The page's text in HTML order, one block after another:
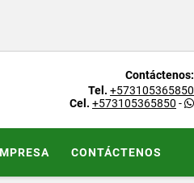
Contáctenos:
Tel. +573105365850
Cel. +573105365850 -
CONTÁCTENOS